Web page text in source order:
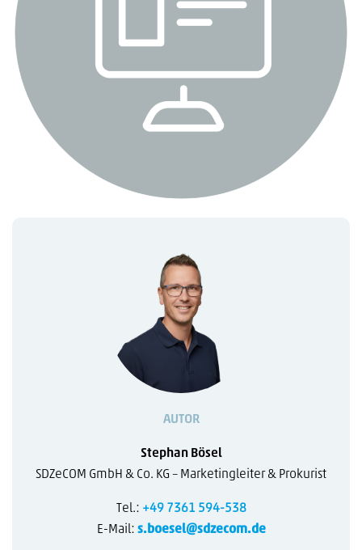
AUTOR
Stephan Bösel
SDZeCOM GmbH & Co. KG – Marketingleiter & Prokurist
Tel.: +49 7361 594-538
E-Mail: s.boesel@sdzecom.de